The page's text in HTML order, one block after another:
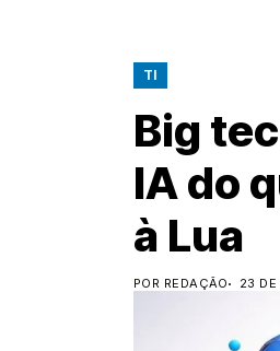
TI
Big
IA do
à Lua
POR REDAÇÃO 23 DE